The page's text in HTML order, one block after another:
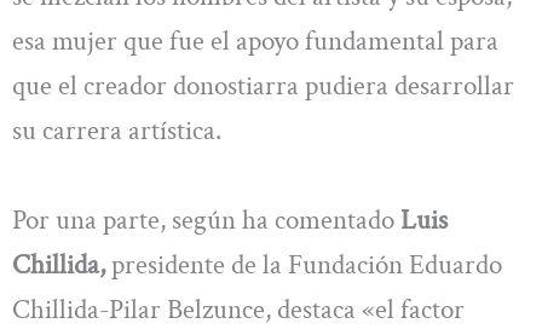
esa mujer que fue el apoyo fundamental para
que el creador donostiarra pudiera desarrollar
su carrera artística.
Por una parte, según ha comentado Luis
Chillida,presidente de la Fundación Eduardo
Chillida-Pilar Belzunce, destaca «el factor